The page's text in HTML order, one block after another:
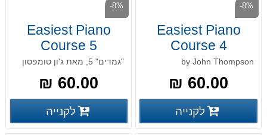
-8%
Easiest Piano
Course 4
by John Thompson
60.00 ₪
פרטים נוספים פרטים נוספים לקנייה
-8%
Easiest Piano
Course 5
"גמדים" 5, מאת ג'ון טומפסון
60.00 ₪
פרטים נוספים
לקנייה